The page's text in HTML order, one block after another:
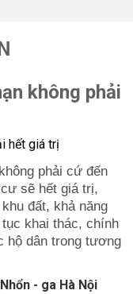
không phải
phải cứ đến
sẽ hết giá trị,
đất, khả năng
khai thác, chính
hộ dân trong tương
- ga Hà Nội